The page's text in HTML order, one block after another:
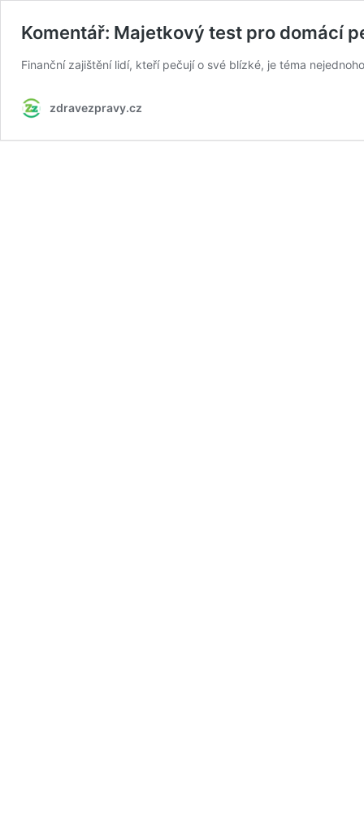
Komentář: Majetkový test pro domácí
Finanční zajištění lidí, kteří pečují o své blízké, je téma
zdravezpravy.cz